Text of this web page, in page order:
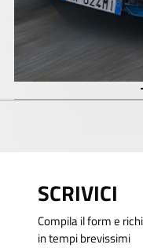
SCRIVICI
Compila il form e
in tempi brevissimi